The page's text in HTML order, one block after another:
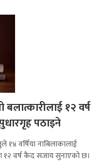
१२ वर्ष
पठाइने
वर्षिया नाबिलाकालाई
१२ वर्ष कैद सजाय सुनाएको छ।